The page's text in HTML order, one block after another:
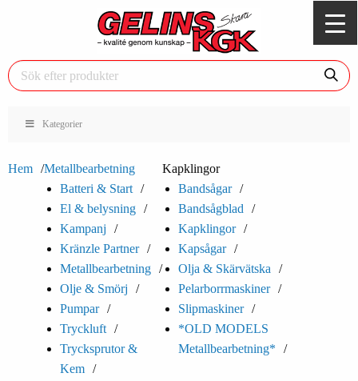
Kategorier
Hem
Metallbearbetning
Batteri & Start
El & belysning
Kampanj
Kränzle Partner
Metallbearbetning
Olje & Smörj
Pumpar
Tryckluft
Trycksprutor &
Kem
Kapklingor
Bandsågar
Bandsågblad
Kapklingor
Kapsågar
Olja & Skärvätska
Pelarborrmaskiner
Slipmaskiner
*OLD MODELS
Metallbearbetning*